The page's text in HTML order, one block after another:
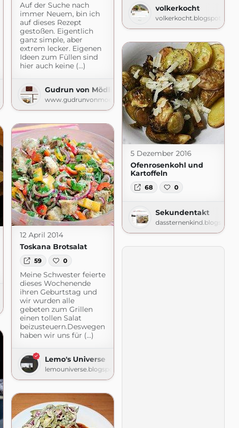
Auf der Suche nach
immer Neuem, bin ich
auf dieses Rezept
gestoßen. Eigentlich
ganz simple, aber
extrem lecker. Eigenen
Ideen zum Füllen sind
hier auch keine (...)
Gudrun von Mödling
www.gudrunvonmoedling.at
volkerkocht
volkerkocht.blogspot.com
5 Dezember 2016
Ofenrosenkohl und
Kartoffeln
68 0
Sekundentakt
12 April 2014
Toskana Brotsalat
59 0
Meine Schwester feierte
dieses Wochenende
ihren Geburtstag und
wir wurden alle
gebeten zum Grillen
einen tollen Salat
beizusteuern.Deswegen
haben wir uns für (...)
Lemo's Universe
lemouniverse.blogspot.com